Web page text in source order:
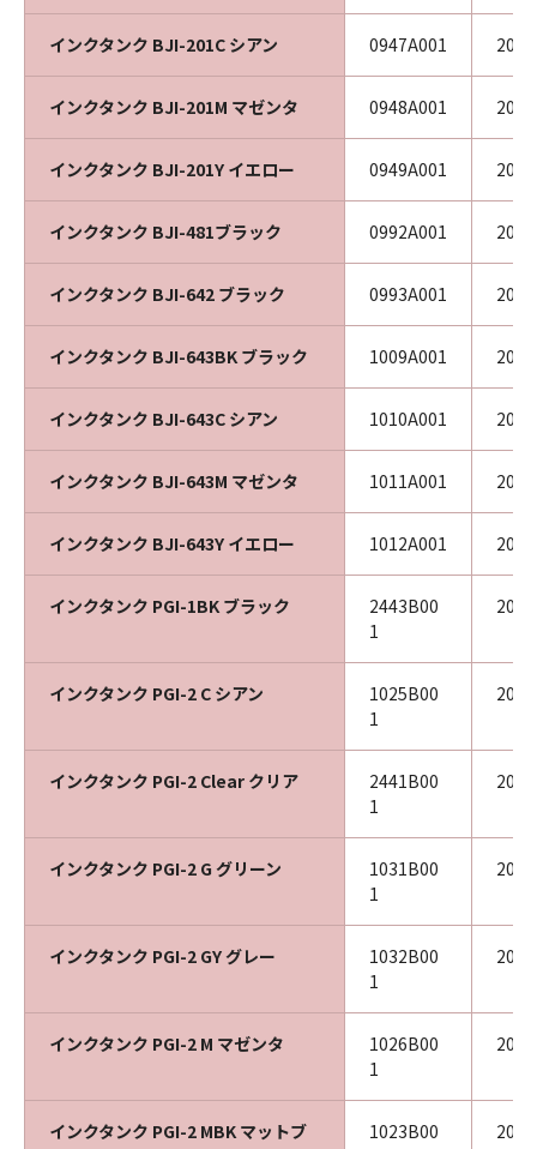
インクタンク BJI-201C シアン 0947A001
インクタンク BJI-201M マゼンタ 0948A001
インクタンク BJI-201Y イエロー 0949A001
インクタンク BJI-481ブラック 0992A001
インクタンク BJI-642 ブラック 0993A001
インクタンク BJI-643BK ブラック 1009A001
インクタンク BJI-643C シアン 1010A001
インクタンク BJI-643M マゼンタ 1011A001
インクタンク BJI-643Y イエロー 1012A001
インクタンク PGI-1BK ブラック
2443B00
1
インクタンク PGI-2 C シアン
1025B00
1
インクタンク PGI-2 Clear クリア
2441B00
1
インクタンク PGI-2 G グリーン
1031B00
1
インクタンク PGI-2 GY グレー
1032B00
1
インクタンク PGI-2 M マゼンタ
1026B00
1
インクタンク PGI-2 MBK マットブ
1023B00